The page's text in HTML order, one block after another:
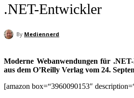
.NET-Entwickler
By Mediennerd
Moderne Webanwendungen für
aus dem O’Reilly Verlag vom 24.
[amazon box=“3960090153″